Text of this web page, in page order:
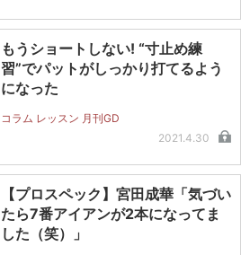
もうショートしない! “寸止め練
習”でパットがしっかり打てるよう
になった
コラム レッスン 月刊GD
2021.4.30
【プロスペック】宮田成華「気づい
たら7番アイアンが2本になってま
した（笑）」